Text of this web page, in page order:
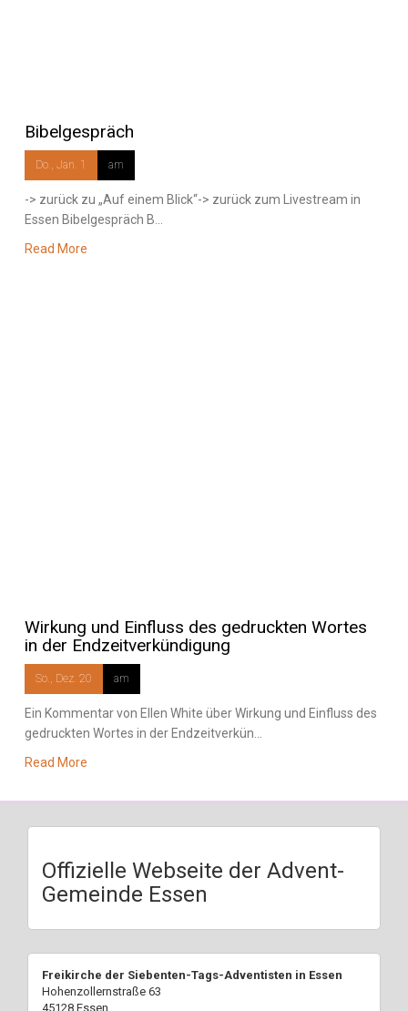
Bibelgespräch
Do., Jan. 1 am
-> zurück zu „Auf einem Blick“-> zurück zum Livestream in
Essen Bibelgespräch B...
Read More
Wirkung und Einfluss des gedruckten Wortes
in der Endzeitverkündigung
So., Dez. 20 am
Ein Kommentar von Ellen White über Wirkung und Einfluss des
gedruckten Wortes in der Endzeitverkün...
Read More
Offizielle Webseite der Advent-
Gemeinde Essen
Freikirche der Siebenten-Tags-Adventisten in Essen
Hohenzollernstraße 63
45128 Essen